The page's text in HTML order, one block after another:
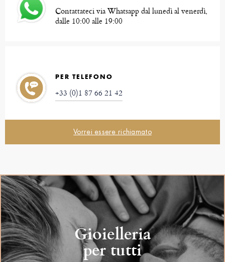
Contattateci via Whatsapp dal lunedì al venerdì,
dalle 10:00 alle 19:00
PER TELEFONO
+33 (0)1 87 66 21 42
Vorrei essere richiamato
Gioielleria
per tutti